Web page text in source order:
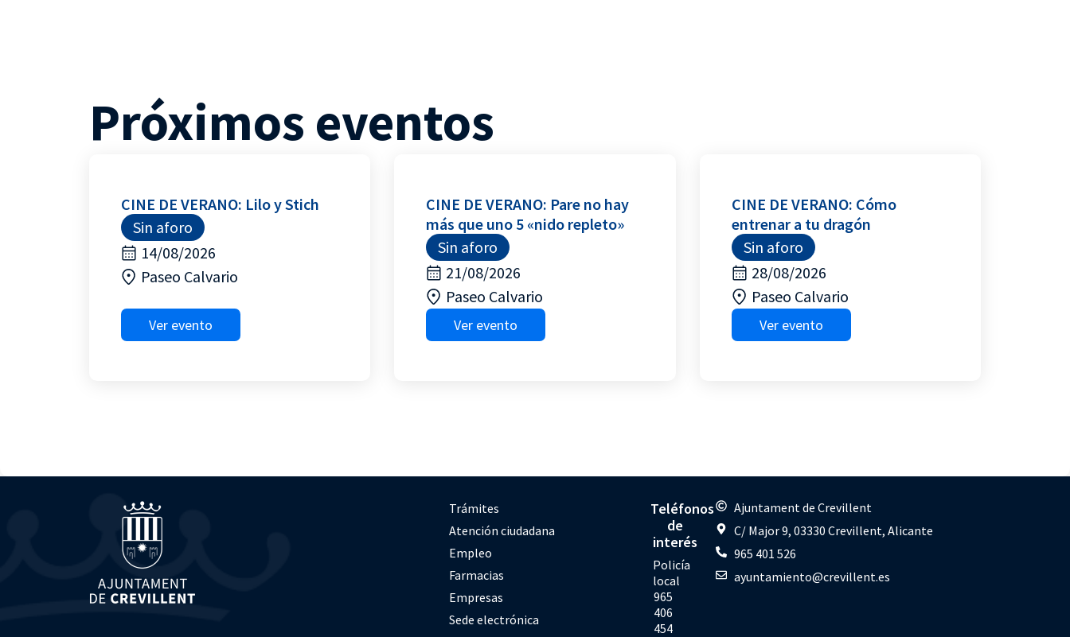
Próximos eventos
CINE DE VERANO: Lilo y Stich
Sin aforo
14/08/2026
Paseo Calvario
Ver evento
CINE DE VERANO: Pare no hay
más que uno 5 «nido repleto»
Sin aforo
21/08/2026
Paseo Calvario
Ver evento
CINE DE VERANO: Cómo
entrenar a tu dragón
Sin aforo
28/08/2026
Paseo Calvario
Ver evento
Trámites
Atención ciudadana
Empleo
Farmacias
Empresas
Sede electrónica
Teléfonos
de
interés
Policía
local
965
406
454
Ajuntament de Crevillent
C/ Major 9, 03330 Crevillent, Alicante
965 401 526
ayuntamiento@crevillent.es